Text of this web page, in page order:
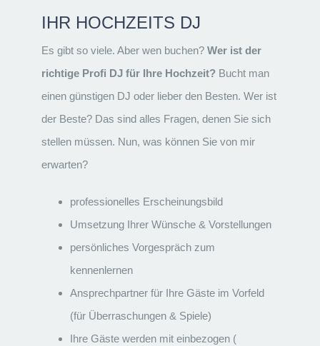
IHR HOCHZEITS DJ
Es gibt so viele. Aber wen buchen?Wer ist der
richtige Profi DJ für Ihre Hochzeit? Bucht man
einen günstigen DJ oder lieber den Besten. Wer ist
der Beste? Das sind alles Fragen, denen Sie sich
stellen müssen. Nun, was können Sie von mir
erwarten?
professionelles Erscheinungsbild
Umsetzung Ihrer Wünsche & Vorstellungen
persönliches Vorgespräch zum
kennenlernen
Ansprechpartner für Ihre Gäste im Vorfeld
(für Überraschungen & Spiele)
Ihre Gäste werden mit einbezogen (